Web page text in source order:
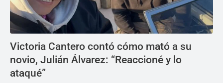
Victoria Cantero contó cómo mató a su
novio, Julián Álvarez: “Reaccioné y lo
ataqué”